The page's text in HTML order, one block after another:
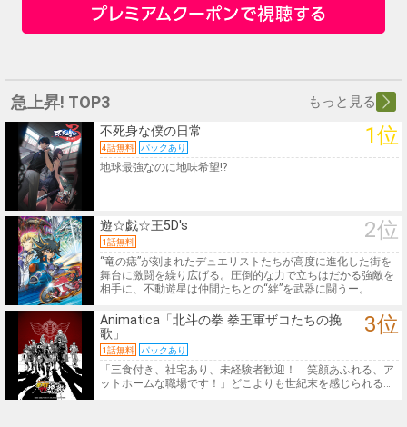
急上昇! TOP3 もっと見る
1位
不死身な僕の日常
4話無料 パックあり
地球最強なのに地味希望!?
2位
遊☆戯☆王5D's
1話無料
“竜の痣”が刻まれたデュエリストたちが高度に進化した街を
舞台に激闘を繰り広げる。圧倒的な力で立ちはだかる強敵を
相手に、不動遊星は仲間たちとの“絆”を武器に闘うー。
3位
Animatica「北斗の拳 拳王軍ザコたちの挽
歌」
1話無料 パックあり
「三食付き、社宅あり、未経験者歓迎！ 笑顔あふれる、ア
ットホームな職場です！」どこよりも世紀末を感じられる職